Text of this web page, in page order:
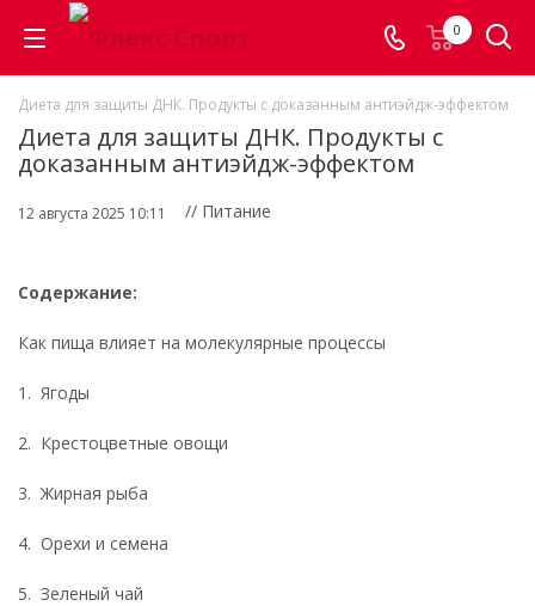
0
Диета для защиты ДНК. Продукты с доказанным антиэйдж-эффектом
Диета для защиты ДНК. Продукты с
доказанным антиэйдж-эффектом
12 августа 2025 10:11 // Питание
Содержание:
Как пища влияет на молекулярные процессы
1. Ягоды
2. Крестоцветные овощи
3. Жирная рыба
4. Орехи и семена
5. Зеленый чай